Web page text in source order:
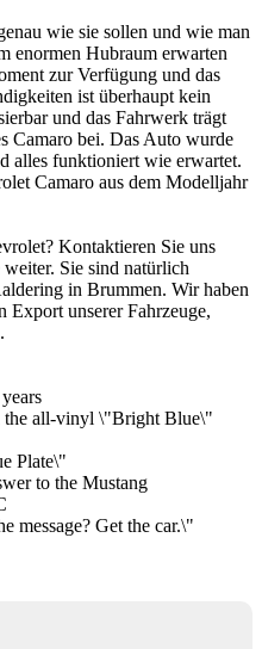
wie sie sollen und wie man
enormen Hubraum erwarten
zur Verfügung und das
ist überhaupt kein
und das Fahrwerk trägt
Camaro bei. Das Auto wurde
alles funktioniert wie erwartet.
Camaro aus dem Modelljahr
Kontaktieren Sie uns
Sie sind natürlich
in Brummen. Wir haben
unserer Fahrzeuge,
the all-vinyl \"Bright Blue\"
Plate\"
to the Mustang
message? Get the car.\"